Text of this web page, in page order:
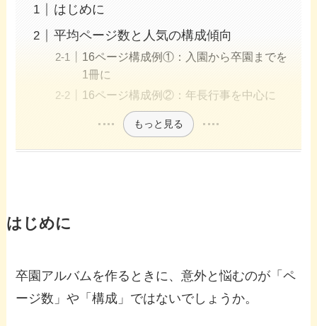
はじめに
平均ページ数と人気の構成傾向
16ページ構成例①：入園から卒園までを
1冊に
16ページ構成例②：年長行事を中心に
もっと見る
はじめに
卒園アルバムを作るときに、意外と悩むのが「ペ
ージ数」や「構成」ではないでしょうか。